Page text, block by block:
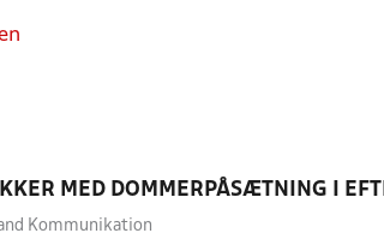
MED DOMMERPÅSÆTNING I
Kommunikation